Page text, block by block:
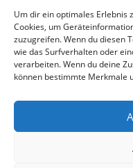
Um dir ein optimales Erlebnis
Cookies, um
zuzugreifen. Wenn du diesen
wie das Surfverhalten oder
verarbeiten. Wenn du deine
können bestimmte Merkmale